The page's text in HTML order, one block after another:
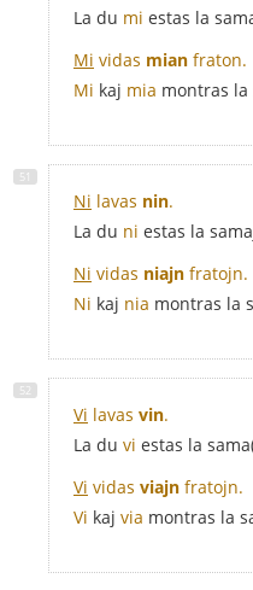
La du mi estas la
Mi vidas mian fraton.
Mi kaj mia montras la
Ni lavas nin.
La du ni estas la
Ni vidas niajn fratojn.
Ni kaj nia montras la
Vi lavas vin.
La du vi estas la
Vi vidas viajn fratojn.
Vi kaj via montras la